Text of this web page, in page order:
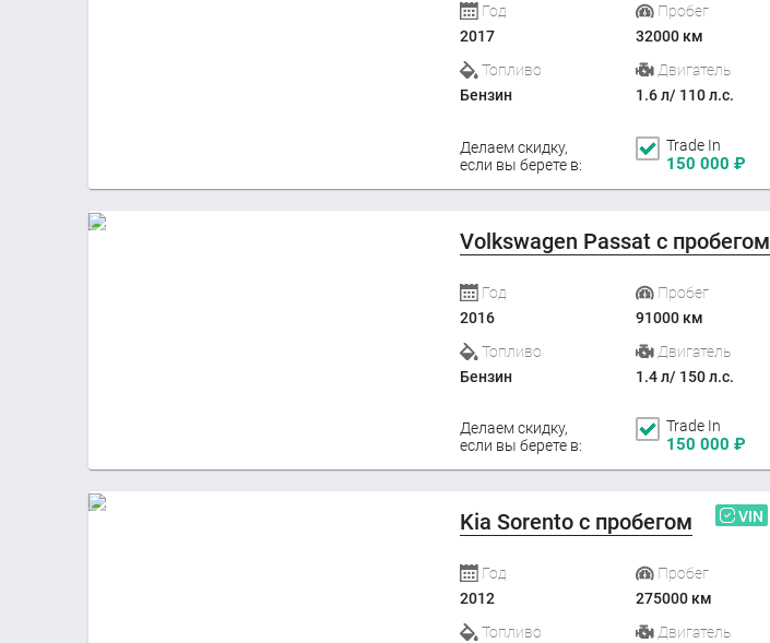
Год
2017
Пробег
32000 км
Топливо
Бензин
Двигатель
1.6 л/ 110 л.с.
Делаем скидку,
если вы берете в:
Trade In
150 000 ₽
Volkswagen Passat с пробегом
Год
2016
Пробег
91000 км
Топливо
Бензин
Двигатель
1.4 л/ 150 л.с.
Делаем скидку,
если вы берете в:
Trade In
150 000 ₽
Kia Sorento с пробегом VIN
Год
2012
Пробег
275000 км
Топливо
Двигатель